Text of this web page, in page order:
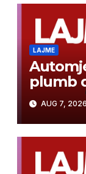
LAJME
plumb
Tetovës
AUG 7, 2026